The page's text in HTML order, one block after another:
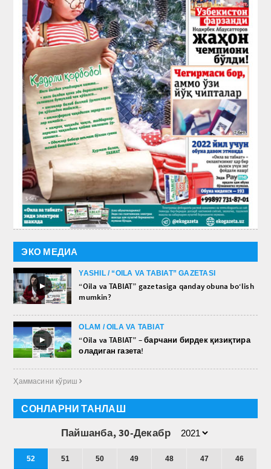
ЭКО МЕДИА
►
YASHIL / “OILA VA TABIAT” GAZETASI
“Oila va TABIAT” gazetasiga qanday obuna bo‘lish
mumkin?
►
OLAM / OILA VA TABIAT
“Oila va TABIAT” – барчани бирдек қизиқтира
оладиган газета!
Ҳаммасини кўриш 
СОНЛАРНИ ТАНЛАШ
Пайшанба, 30-Декабр
52 51 50 49 48 47 46